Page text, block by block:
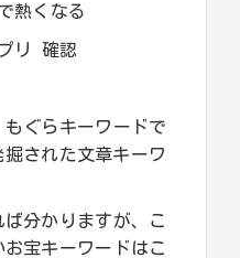
熱くなる
リ 確認
ぐらキーワードで
掘された文章キーワ
分かりますが、こ
宝キーワードはこ